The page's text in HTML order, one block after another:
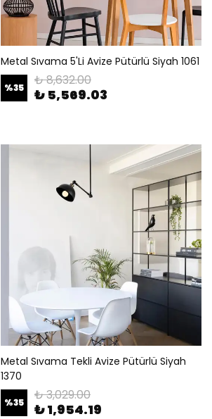
Metal Sıvama 5'Li Avize Pütürlü Siyah 1061
%35 ₺ 8,632.00
₺ 5,569.03
Metal Sıvama Tekli Avize Pütürlü Siyah
1370
%35 ₺ 3,029.00
₺ 1,954.19